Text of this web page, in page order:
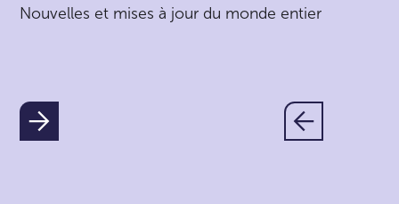
Nouvelles et mises à jour du monde entier